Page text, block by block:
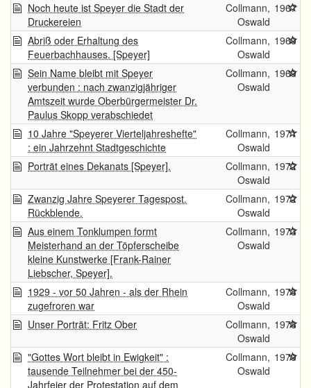
Noch heute ist Speyer die Stadt der
Druckereien
Collmann,
Oswald
1967
Abriß oder Erhaltung des
Feuerbachhauses. [Speyer]
Collmann,
Oswald
1969
Sein Name bleibt mit Speyer
verbunden : nach zwanzigjähriger
Amtszeit wurde Oberbürgermeister Dr.
Paulus Skopp verabschiedet
Collmann,
Oswald
1969
10 Jahre "Speyerer Vierteljahreshefte"
: ein Jahrzehnt Stadtgeschichte
Collmann,
Oswald
1971
Porträt eines Dekanats [Speyer].
Collmann,
Oswald
1972
Zwanzig Jahre Speyerer Tagespost.
Rückblende.
Collmann,
Oswald
1972
Aus einem Tonklumpen formt
Meisterhand an der Töpferscheibe
kleine Kunstwerke [Frank-Rainer
Liebscher, Speyer].
Collmann,
Oswald
1973
1929 - vor 50 Jahren - als der Rhein
zugefroren war
Collmann,
Oswald
1978
Unser Porträt: Fritz Ober
Collmann,
Oswald
1978
"Gottes Wort bleibt in Ewigkeit" :
tausende Teilnehmer bei der 450-
Jahrfeier der Protestation auf dem
Collmann,
Oswald
1979